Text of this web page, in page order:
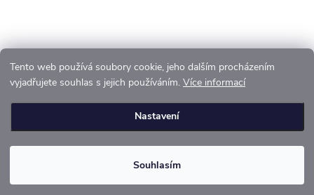
Tento web používá soubory cookie, jeho dalším procházením
vyjadřujete souhlas s jejich používáním. Více informací
Nastavení
Souhlasím